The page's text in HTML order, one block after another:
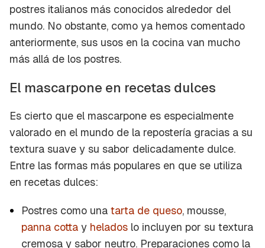
postres italianos más conocidos alrededor del
mundo. No obstante, como ya hemos comentado
anteriormente, sus usos en la cocina van mucho
más allá de los postres.
El mascarpone en recetas dulces
Es cierto que el mascarpone es especialmente
valorado en el mundo de la repostería gracias a su
textura suave y su sabor delicadamente dulce.
Entre las formas más populares en que se utiliza
en recetas dulces:
Postres como una tarta de queso, mousse,
panna cotta y helados lo incluyen por su textura
cremosa y sabor neutro. Preparaciones como la